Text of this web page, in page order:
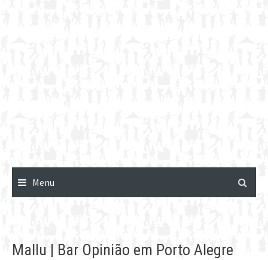
Menu
Mallu | Bar Opinião em Porto Alegre